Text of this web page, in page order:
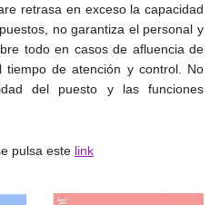
retrasa en exceso la capacidad
no garantiza el personal y
todo en casos de afluencia de
tiempo de atención y control. No
del puesto y las funciones
pulsa este link